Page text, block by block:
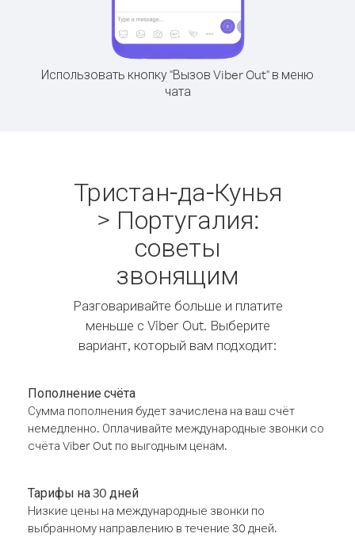
Использовать кнопку "Вызов Viber Out" в меню
чата
Тристан-да-Кунья
> Португалия:
советы
звонящим
Разговаривайте больше и платите
меньше с Viber Out. Выберите
вариант, который вам подходит:
Пополнение счёта
Сумма пополнения будет зачислена на ваш счёт
немедленно. Оплачивайте международные звонки со
счёта Viber Out по выгодным ценам.
Тарифы на 30 дней
Низкие цены на международные звонки по
выбранному направлению в течение 30 дней.